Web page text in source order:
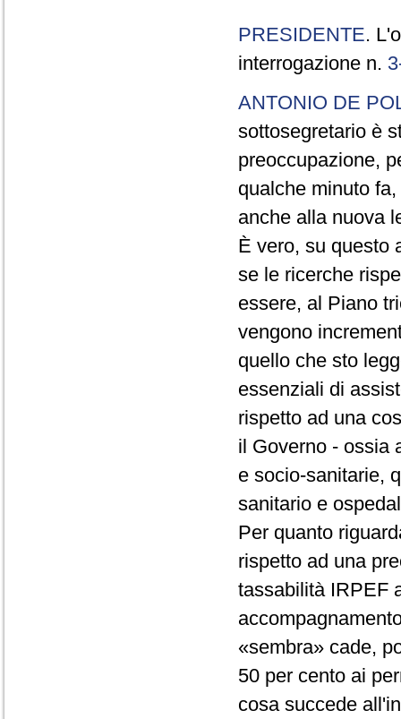
PRESIDENTE.
interrogazione n.
ANTONIO DE
sottosegretario è
preoccupazione,
qualche minuto
anche alla nuova
È vero, su questo
se le ricerche
essere, al Piano
vengono
quello che sto
essenziali di
rispetto ad una
il Governo - ossia
e socio-sanitarie,
sanitario e
Per quanto
rispetto ad una
tassabilità IRPEF
«sembra» cade,
50 per cento ai
cosa succede